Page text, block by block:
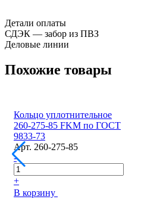
Детали оплаты
СДЭК — забор из ПВЗ
Деловые линии
Похожие товары
Кольцо уплотнительное
260-275-85 FKM по ГОСТ
9833-73
Арт. 260-275-85
-
+
В корзину